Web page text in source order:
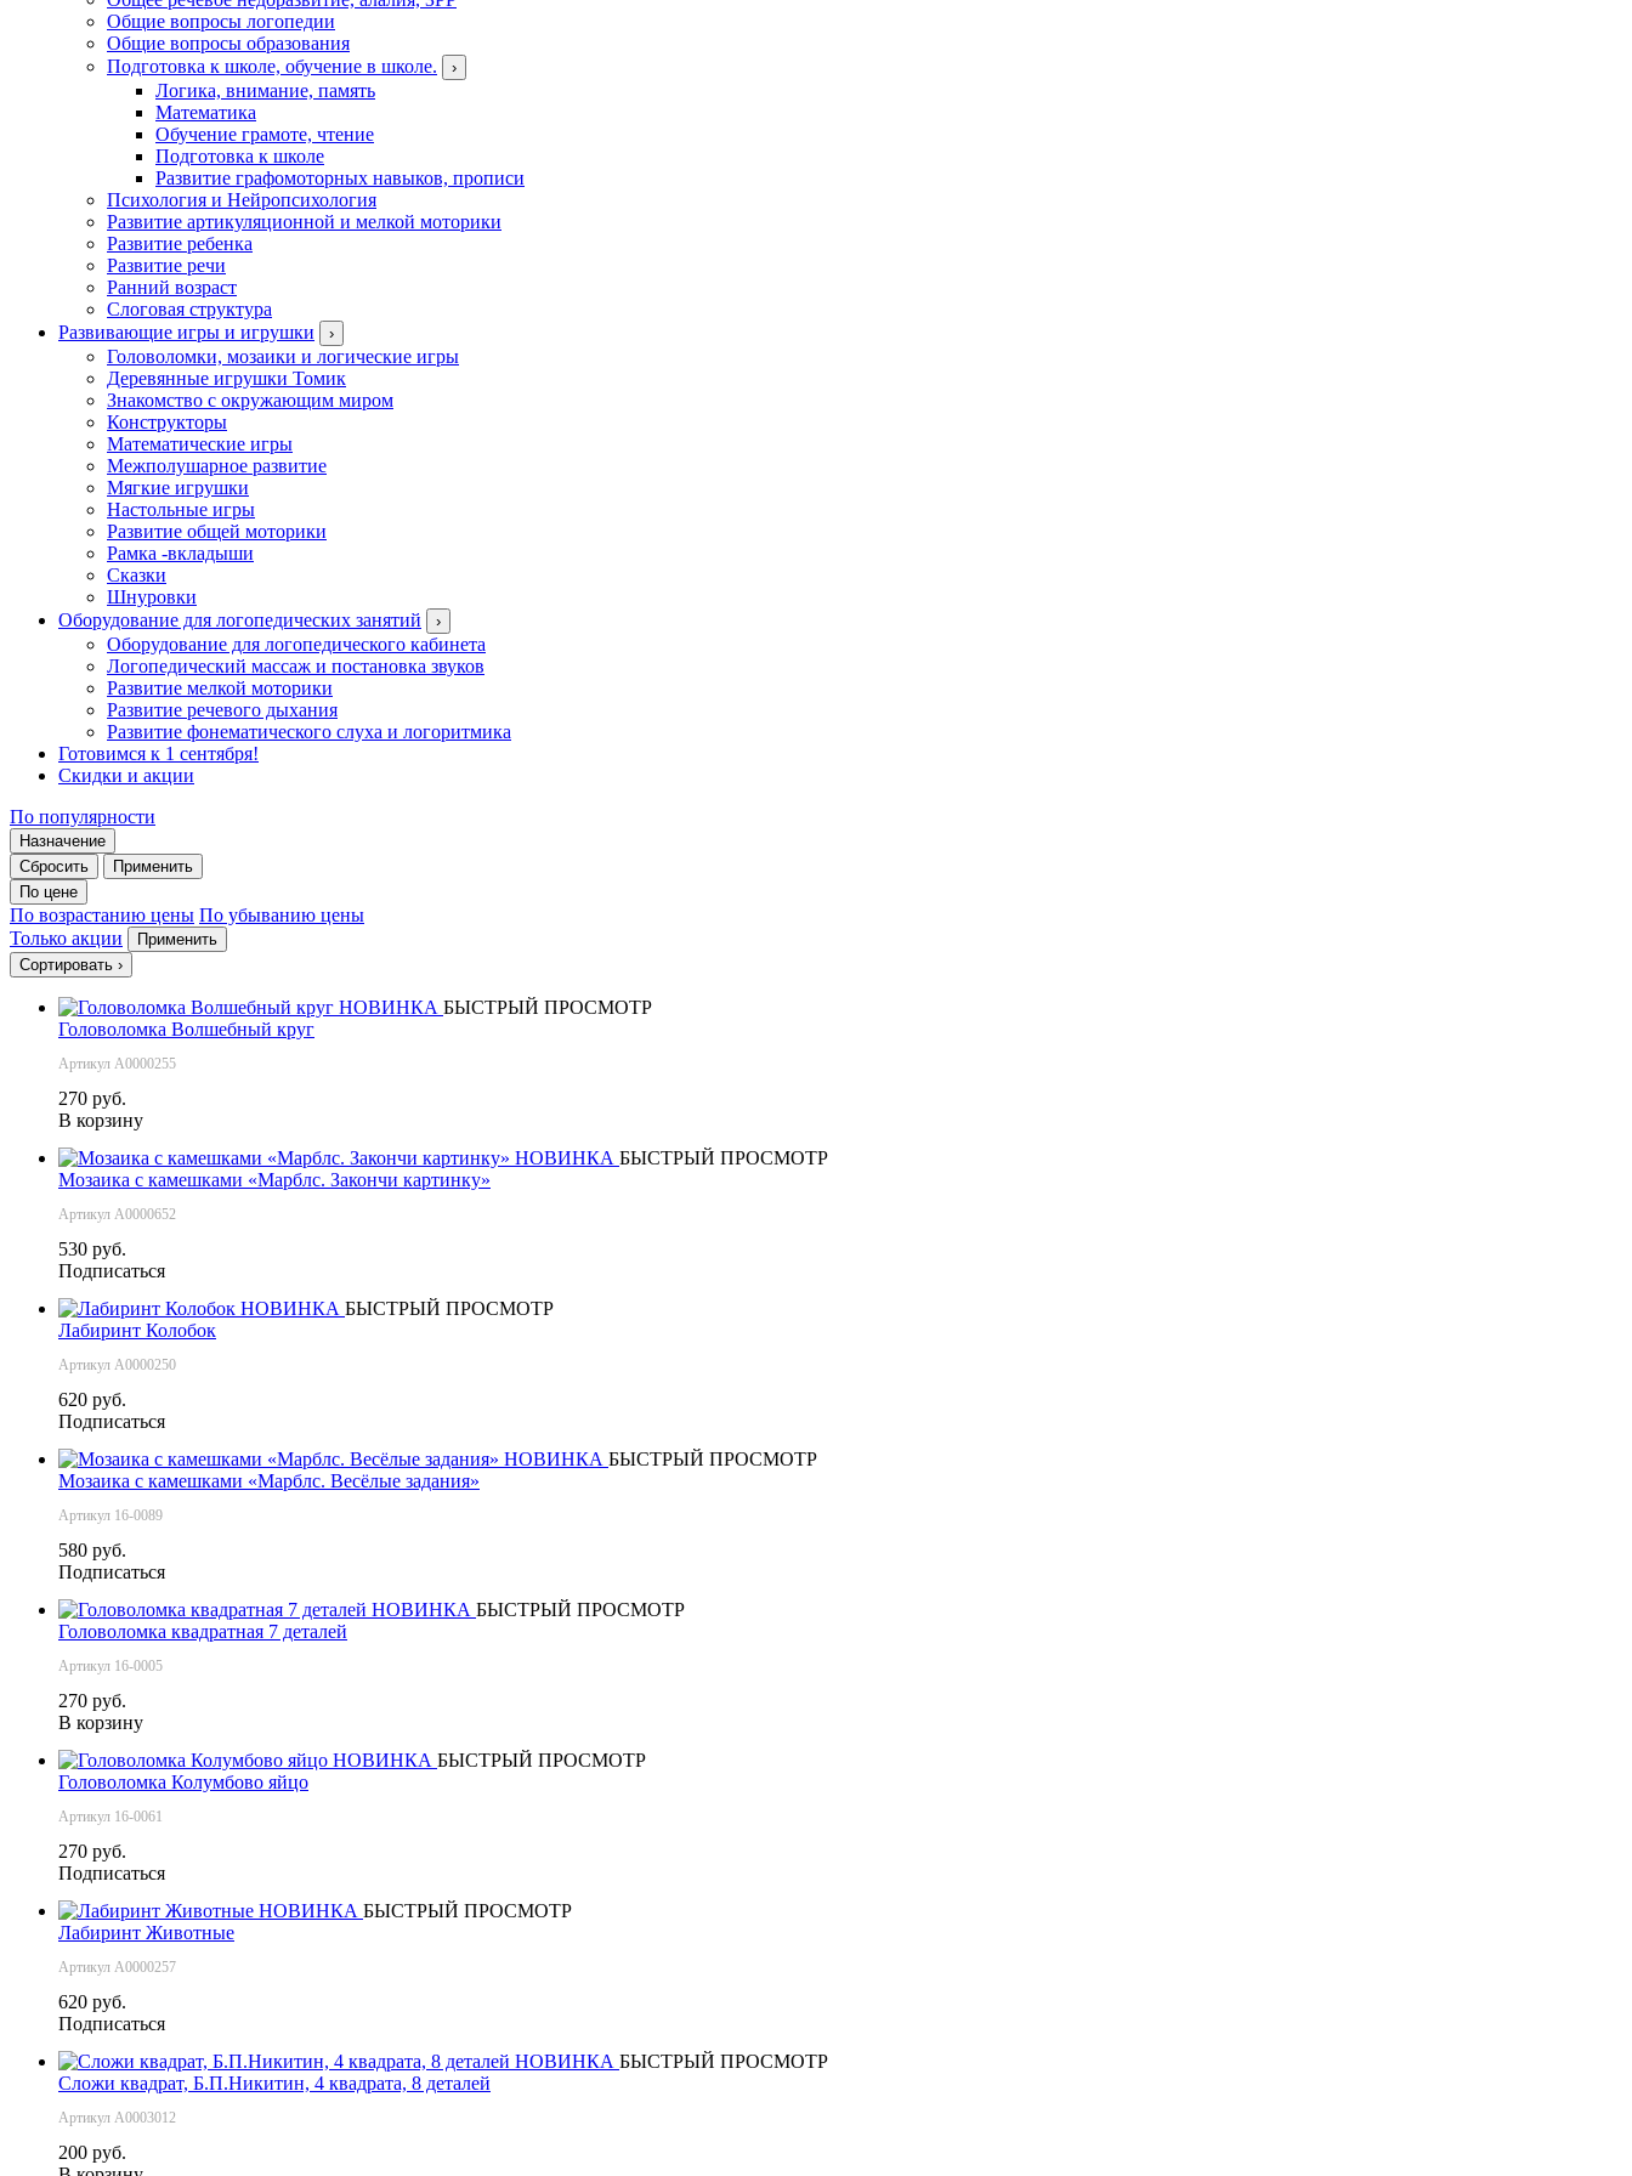
Общие вопросы логопедии
Общие вопросы образования
Подготовка к школе, обучение в школе.
›
Логика, внимание, память
Математика
Обучение грамоте, чтение
Подготовка к школе
Развитие графомоторных навыков, прописи
Психология и Нейропсихология
Развитие артикуляционной и мелкой моторики
Развитие ребенка
Развитие речи
Ранний возраст
Слоговая структура
Развивающие игры и игрушки
›
Головоломки, мозаики и логические игры
Деревянные игрушки Томик
Знакомство с окружающим миром
Конструкторы
Математические игры
Межполушарное развитие
Мягкие игрушки
Настольные игры
Развитие общей моторики
Рамка -вкладыши
Сказки
Шнуровки
Оборудование для логопедических занятий
›
Оборудование для логопедического кабинета
Логопедический массаж и постановка звуков
Развитие мелкой моторики
Развитие речевого дыхания
Развитие фонематического слуха и логоритмика
Готовимся к 1 сентября!
Скидки и акции
По популярности
Назначение
Сбросить
Применить
По цене
По возрастанию цены По убыванию цены
Только акции
Применить
Сортировать ›
НОВИНКА БЫСТРЫЙ ПРОСМОТР
Головоломка Волшебный круг
Артикул А0000255
270 руб.
В корзину
НОВИНКА БЫСТРЫЙ ПРОСМОТР
Мозаика с камешками «Марблс. Закончи картинку»
Артикул А0000652
530 руб.
Подписаться
НОВИНКА БЫСТРЫЙ ПРОСМОТР
Лабиринт Колобок
Артикул А0000250
620 руб.
Подписаться
НОВИНКА БЫСТРЫЙ ПРОСМОТР
Мозаика с камешками «Марблс. Весёлые задания»
Артикул 16-0089
580 руб.
Подписаться
НОВИНКА БЫСТРЫЙ ПРОСМОТР
Головоломка квадратная 7 деталей
Артикул 16-0005
270 руб.
В корзину
НОВИНКА БЫСТРЫЙ ПРОСМОТР
Головоломка Колумбово яйцо
Артикул 16-0061
270 руб.
Подписаться
НОВИНКА БЫСТРЫЙ ПРОСМОТР
Лабиринт Животные
Артикул А0000257
620 руб.
Подписаться
НОВИНКА БЫСТРЫЙ ПРОСМОТР
Сложи квадрат, Б.П.Никитин, 4 квадрата, 8 деталей
Артикул А0003012
200 руб.